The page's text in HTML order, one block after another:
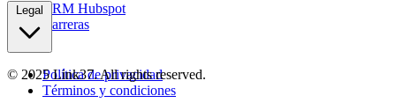
CRM Hubspot
Carreras
Legal
Política de privacidad
Términos y condiciones
© 2025 Link37. All rights reserved.